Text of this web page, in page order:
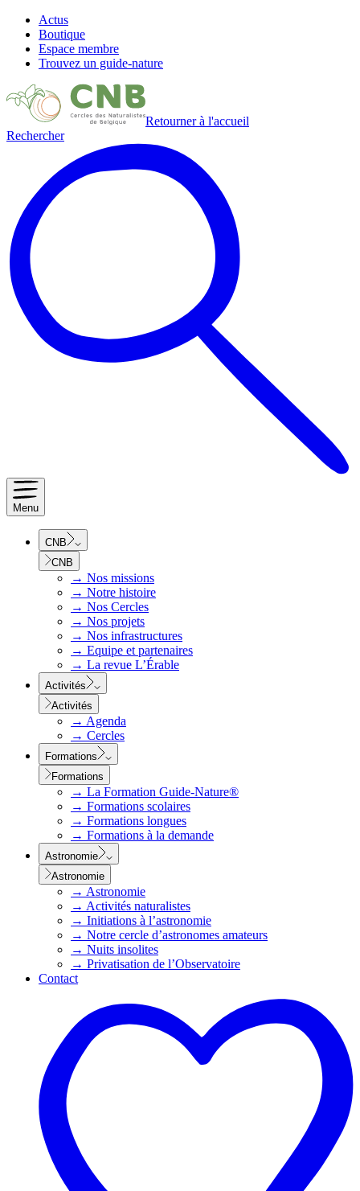
Actus
Boutique
Espace membre
Trouvez un guide-nature
Retourner à l'accueil
Rechercher
Menu
CNB
CNB
→ Nos missions
→ Notre histoire
→ Nos Cercles
→ Nos projets
→ Nos infrastructures
→ Equipe et partenaires
→ La revue L’Érable
Activités
Activités
→ Agenda
→ Cercles
Formations
Formations
→ La Formation Guide-Nature®
→ Formations scolaires
→ Formations longues
→ Formations à la demande
Astronomie
Astronomie
→ Astronomie
→ Activités naturalistes
→ Initiations à l’astronomie
→ Notre cercle d’astronomes amateurs
→ Nuits insolites
→ Privatisation de l’Observatoire
Contact